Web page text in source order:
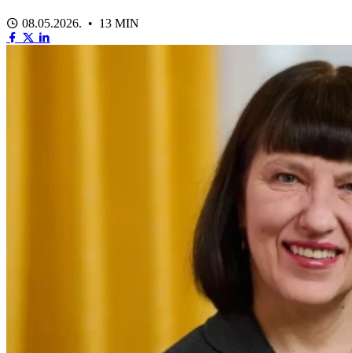
08.05.2026. • 13 MIN